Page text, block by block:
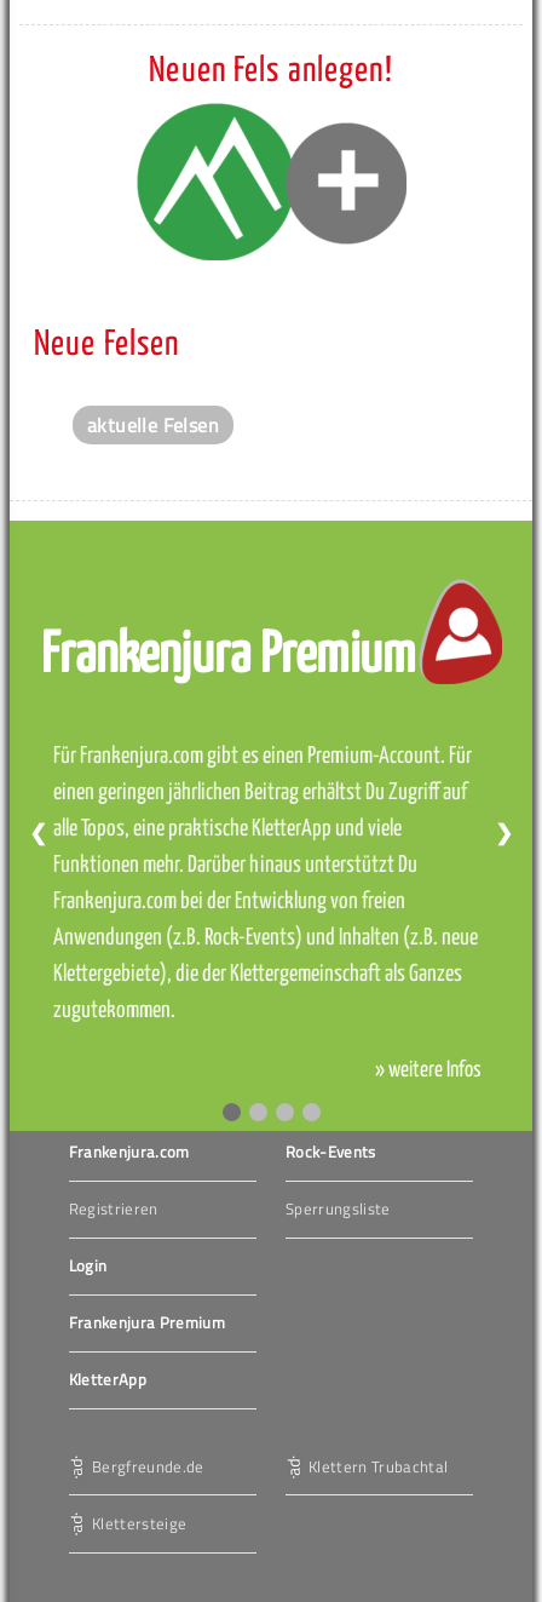
Neuen Fels anlegen!
Neue Felsen
aktuelle Felsen
Frankenjura Premium
Für Frankenjura.com gibt es einen Premium-Account. Für
einen geringen jährlichen Beitrag erhältst Du Zugriff auf
alle Topos, eine praktische KletterApp und viele
Funktionen mehr. Darüber hinaus unterstützt Du
Frankenjura.com bei der Entwicklung von freien
Anwendungen (z.B. Rock-Events) und Inhalten (z.B. neue
Klettergebiete), die der Klettergemeinschaft als Ganzes
zugutekommen.
» weitere Infos
❮ ❯
Frankenjura.com
Registrieren
Login
Frankenjura Premium
KletterApp
Rock-Events
Sperrungsliste
Bergfreunde.de
Klettersteige
Klettern Trubachtal